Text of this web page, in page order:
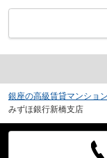
銀座の高級賃貸マンショ
みずほ銀行新橋支店